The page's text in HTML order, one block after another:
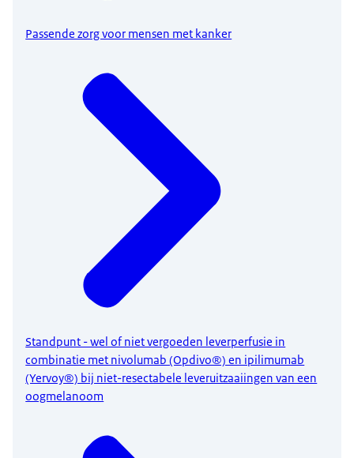
Passende zorg voor mensen met kanker
Standpunt - wel of niet vergoeden leverperfusie in
combinatie met nivolumab (Opdivo®) en ipilimumab
(Yervoy®) bij niet-resectabele leveruitzaaiingen van een
oogmelanoom